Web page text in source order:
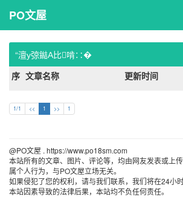
PO文屋
“澶у弶鐑А比啃∷�
序 文章名称 更新时间
1/1 << 1 >> 1
@PO文屋 . https://www.po18sm.com
本站所有的文章、图片、评论等，均由网友发表或上传
属个人行为，与PO文屋立场无关。
如果侵犯了您的权利，请与我们联系，我们将在24小
本站因素导致的法律后果，本站均不负任何责任。